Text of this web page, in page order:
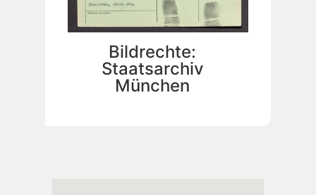
Bildrechte:
Staatsarchiv
München